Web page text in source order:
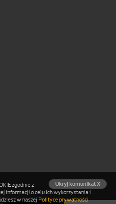
Ukryj komunikat X
zgodnie z
informacji o celu ich wykorzystania i
w naszej Polityce prywatności